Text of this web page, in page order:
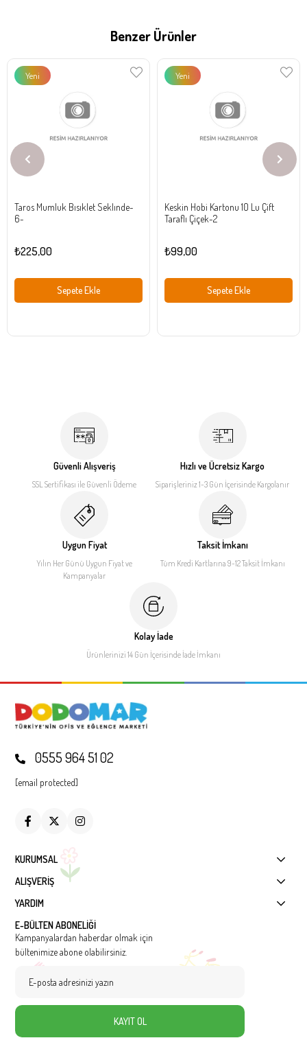
Benzer Ürünler
Taros Mumluk Bısıklet Seklınde-
6-
₺225,00
Sepete Ekle
Yeni
Keskin Hobi Kartonu 10 Lu Çift
Taraflı Çiçek-2
₺99,00
Sepete Ekle
Yeni
Güvenli Alışveriş
SSL Sertifikası ile Güvenli Ödeme
Hızlı ve Ücretsiz Kargo
Siparişleriniz 1-3 Gün İçerisinde Kargolanır
Uygun Fiyat
Yılın Her Günü Uygun Fiyatve
Kampanyalar
Taksit İmkanı
Tüm Kredi Kartlarına 9-12Taksit İmkanı
Kolay İade
Ürünlerinizi 14 Gün İçerisinde İade İmkanı
0555 964 51 02
[email protected]
KURUMSAL
ALIŞVERİŞ
YARDIM
E-BÜLTEN ABONELİĞİ
Kampanyalardan haberdar olmak için
bültenimize abone olabilirsiniz.
KAYIT OL